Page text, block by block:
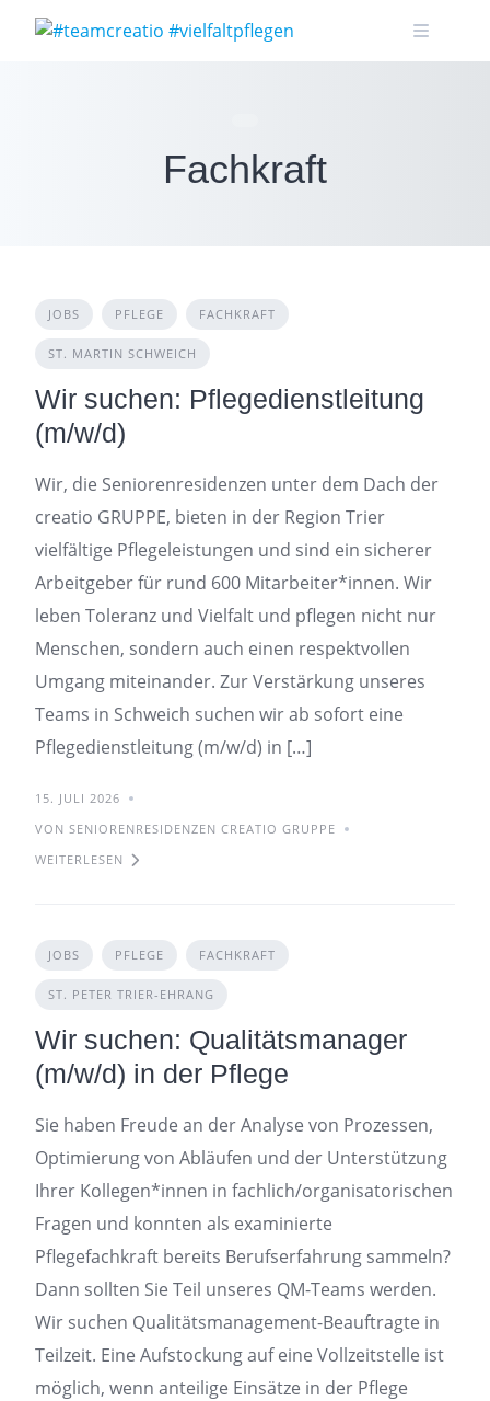
Fachkraft
JOBS PFLEGE FACHKRAFT
ST. MARTIN SCHWEICH
Wir suchen: Pflegedienstleitung
(m/w/d)
Wir, die Seniorenresidenzen unter dem Dach der
creatio GRUPPE, bieten in der Region Trier
vielfältige Pflegeleistungen und sind ein sicherer
Arbeitgeber für rund 600 Mitarbeiter*innen. Wir
leben Toleranz und Vielfalt und pflegen nicht nur
Menschen, sondern auch einen respektvollen
Umgang miteinander. Zur Verstärkung unseres
Teams in Schweich suchen wir ab sofort eine
Pflegedienstleitung (m/w/d) in […]
15. JULI 2026
VON SENIORENRESIDENZEN CREATIO GRUPPE
WEITERLESEN
JOBS PFLEGE FACHKRAFT
ST. PETER TRIER-EHRANG
Wir suchen: Qualitätsmanager
(m/w/d) in der Pflege
Sie haben Freude an der Analyse von Prozessen,
Optimierung von Abläufen und der Unterstützung
Ihrer Kollegen*innen in fachlich/organisatorischen
Fragen und konnten als examinierte
Pflegefachkraft bereits Berufserfahrung sammeln?
Dann sollten Sie Teil unseres QM-Teams werden.
Wir suchen Qualitätsmanagement-Beauftragte in
Teilzeit. Eine Aufstockung auf eine Vollzeitstelle ist
möglich, wenn anteilige Einsätze in der Pflege